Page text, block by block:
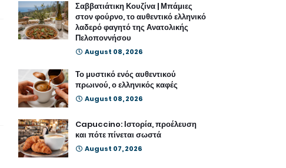
Σαββατιάτικη Κουζίνα | Μπάμιες
στον φούρνο, το αυθεντικό ελληνικό
λαδερό φαγητό της Ανατολικής
Πελοποννήσου
August 08, 2026
Το μυστικό ενός αυθεντικού
πρωινού, ο ελληνικός καφές
August 08, 2026
Capuccino: Ιστορία, προέλευση
και πότε πίνεται σωστά
August 07, 2026